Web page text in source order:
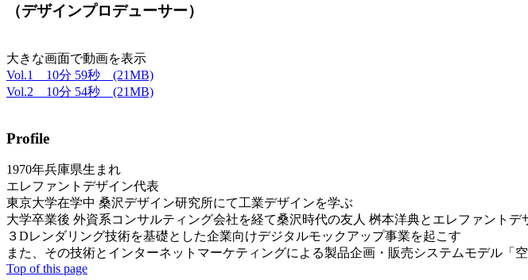
（デザインプロデューサー）
大きな画面で動画を表示
Vol.1 10分 59秒 (21MB)
Vol.2 10分 54秒 (21MB)
Profile
1970年兵庫県生まれ
エレファントデザイン代表
東京大学在学中 桑沢デザイン研究所にて工業デザインを学ぶ
大学卒業後 外資系コンサルティング会社を経て桑沢時代の友人 桝本洋典とエレファントデ
３Dレンダリング技術を基礎とした企業向けデジタルモックアップ事業を起こす
また、その技術とインターネットマーケティングによる製品企画・販売システムモデル「
Top of this page